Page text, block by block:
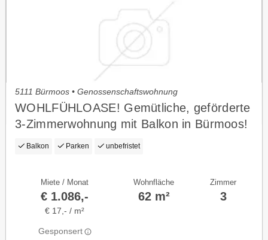
5111 Bürmoos • Genossenschaftswohnung
WOHLFÜHLOASE! Gemütliche, geförderte
3-Zimmerwohnung mit Balkon in Bürmoos!
Mit hoher Wohnbeihilfe oder
Balkon Parken unbefristet
Miete / Monat
€ 1.086,-
€ 17,- / m²
Gesponsert
Wohnfläche
62 m²
Zimmer
3